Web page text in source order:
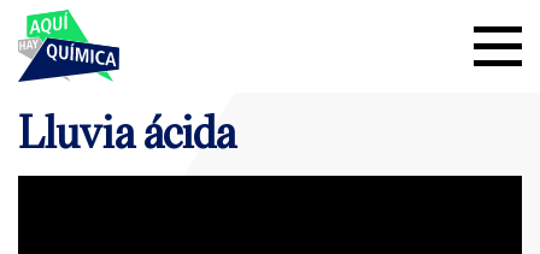
Lluvia ácida